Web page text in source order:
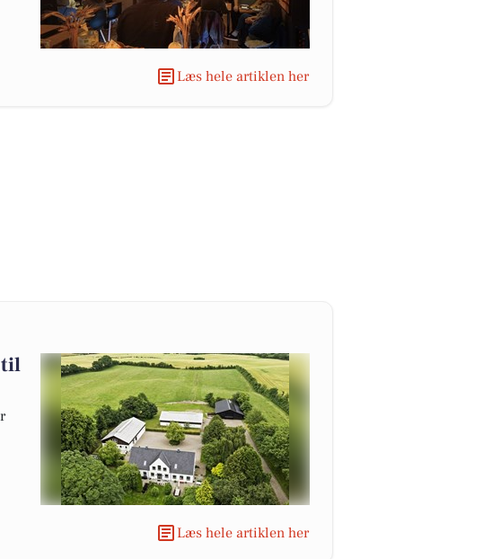
Læs hele artiklen her
til
Læs hele artiklen her